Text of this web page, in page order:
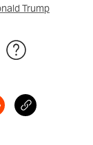
Trump